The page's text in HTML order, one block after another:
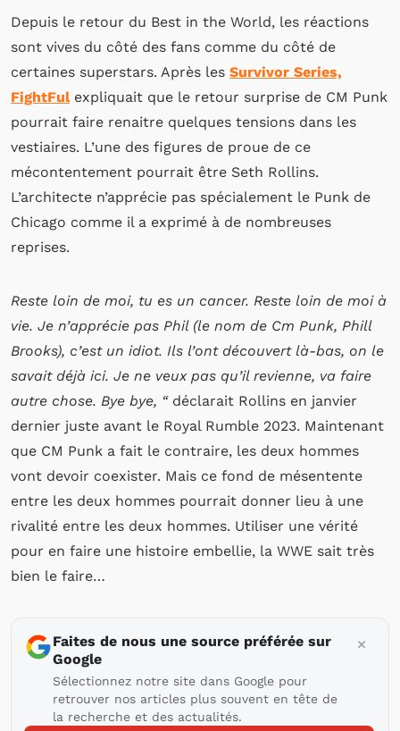
Depuis le retour du Best in the World, les réactions
sont vives du côté des fans comme du côté de
certaines superstars. Après les Survivor Series,
FightFulexpliquait que le retour surprise de CM Punk
pourrait faire renaitre quelques tensions dans les
vestiaires. L’une des figures de proue de ce
mécontentement pourrait être Seth Rollins.
L’architecte n’apprécie pas spécialement le Punk de
Chicago comme il a exprimé à de nombreuses
reprises.
Reste loin de moi, tu es un cancer. Reste loin de moi à
vie. Je n’apprécie pas Phil (le nom de Cm Punk, Phill
Brooks), c’est un idiot. Ils l’ont découvert là-bas, on le
savait déjà ici. Je ne veux pas qu’il revienne, va faire
autre chose. Bye bye, “déclarait Rollins en janvier
dernier juste avant le Royal Rumble 2023. Maintenant
que CM Punk a fait le contraire, les deux hommes
vont devoir coexister. Mais ce fond de mésentente
entre les deux hommes pourrait donner lieu à une
rivalité entre les deux hommes. Utiliser une vérité
pour en faire une histoire embellie, la WWE sait très
bien le faire…
Faites de nous une source préférée sur
Google
Sélectionnez notre site dans Google pour
retrouver nos articles plus souvent en tête de
la recherche et des actualités.